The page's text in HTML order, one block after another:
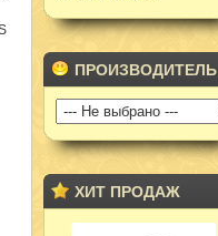
ПРОИЗВОДИТЕЛЬ
ХИТ ПРОДАЖ